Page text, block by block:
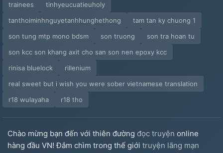
trainees
tinhyeucuatieuholy
tanthoiminhnguyetanhhunghethong
tam tan ky chuong 1
son tung mtp mono bdsm
son truong
son tra hoan tu
son kcc son khang axit cho san son nen epoxy kcc
rinisa bluelock
rillenium
real sweet but i wish you were sober vietnamese translation
r18 wulayaha
r18 tho
Chào mừng bạn đến với thiên đường đọc truyện online
hàng đầu VN! Đắm chìm trong thế giới truyện lãng mạn